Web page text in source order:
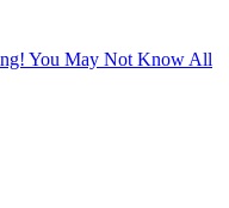
You May Not Know All